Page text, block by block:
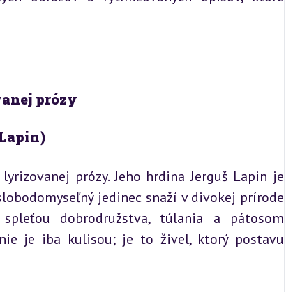
prózy
prózy. Jeho hrdina Jerguš Lapin je
jedinec snaží v divokej prírode
dobrodružstva, túlania a pátosom
je iba kulisou; je to živel, ktorý postavu